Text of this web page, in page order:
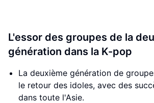
L'essor des groupes de la
génération dans la K-pop
La deuxième génération de
le retour des idoles, avec des
dans toute l'Asie.